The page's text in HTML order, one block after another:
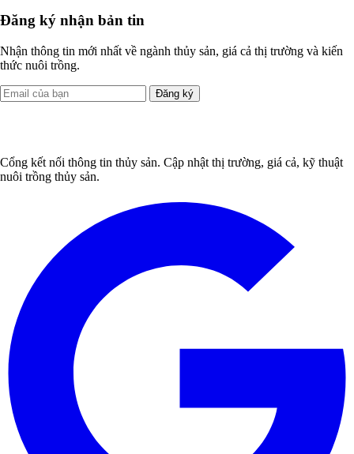
Đăng ký nhận bản tin
Nhận thông tin mới nhất về ngành thủy sản, giá cả thị trường và kiến
thức nuôi trồng.
Đăng ký
Cổng kết nối thông tin thủy sản. Cập nhật thị trường, giá cả, kỹ thuật
nuôi trồng thủy sản.